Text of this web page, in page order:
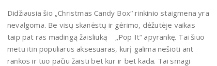
Didžiausia šio „Christmas Candy Box“ rinkinio staigmena yra
nevalgoma. Be visų skanėstų ir gėrimo, dėžutėje vaikas
taip pat ras madingą žaisliuką – „Pop It“ apyrankę. Tai šiuo
metu itin populiarus aksesuaras, kurį galima nešioti ant
rankos ir tuo pačiu žaisti bet kur ir bet kada. Tai smagi